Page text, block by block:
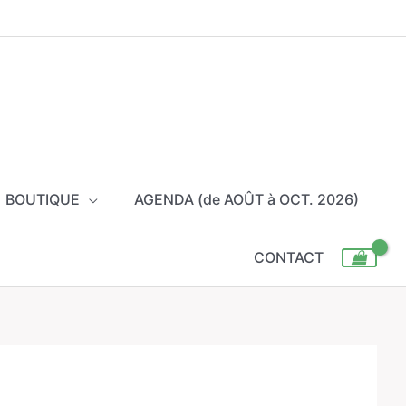
BOUTIQUE AGENDA (de AOÛT à OCT. 2026)
CONTACT